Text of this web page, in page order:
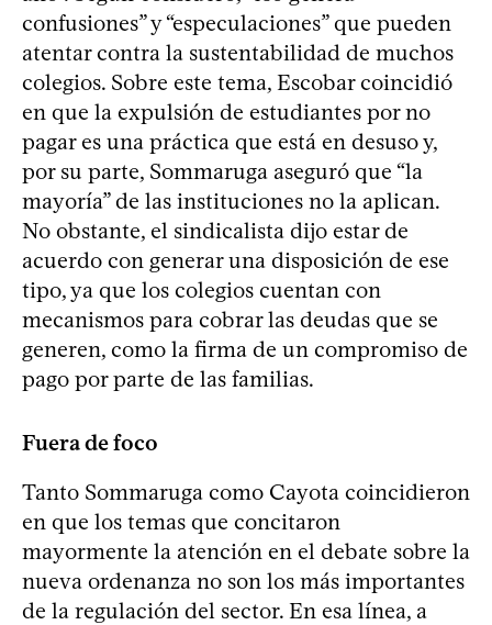
confusiones” y “especulaciones” que pueden
atentar contra la sustentabilidad de muchos
colegios. Sobre este tema, Escobar coincidió
en que la expulsión de estudiantes por no
pagar es una práctica que está en desuso y,
por su parte, Sommaruga aseguró que “la
mayoría” de las instituciones no la aplican.
No obstante, el sindicalista dijo estar de
acuerdo con generar una disposición de ese
tipo, ya que los colegios cuentan con
mecanismos para cobrar las deudas que se
generen, como la firma de un compromiso de
pago por parte de las familias.
Fuera de foco
Tanto Sommaruga como Cayota coincidieron
en que los temas que concitaron
mayormente la atención en el debate sobre la
nueva ordenanza no son los más importantes
de la regulación del sector. En esa línea, a